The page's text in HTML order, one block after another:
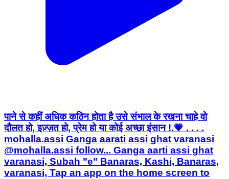
पाने से कहीं अधिक कठिन होता है उसे संभाल के रखना चाहे वो
दौलत हो, इज़्ज़त हो, प्रेम हो या कोई अच्छा इंसान !.💗 . . . .
mohalla.assi Ganga aarati assi ghat varanasi
@mohalla.assi follow... Ganga aarti assi ghat
varanasi, Subah "e" Banaras, Kashi, Banaras,
varanasi, Tap an app on the home screen to